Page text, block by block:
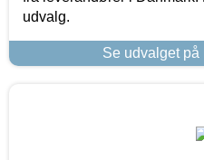
udvalg.
Se udvalget på